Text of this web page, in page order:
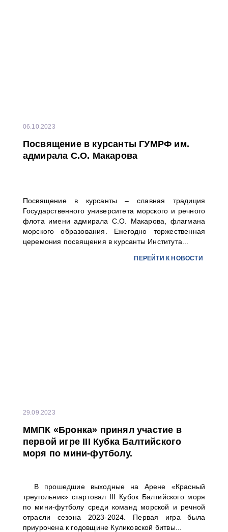
06.10.2023
Посвящение в курсанты ГУМРФ им.
адмирала С.О. Макарова
Посвящение в курсанты – славная традиция
Государственного университета морского и речного
флота имени адмирала С.О. Макарова, флагмана
морского образования. Ежегодно торжественная
церемония посвящения в курсанты Института...
ПЕРЕЙТИ К НОВОСТИ
29.09.2023
ММПК «Бронка» принял участие в
первой игре III Кубка Балтийского
моря по мини-футболу.
В прошедшие выходные на Арене «Красный
треугольник» стартовал III Кубок Балтийского моря
по мини-футболу среди команд морской и речной
отрасли сезона 2023-2024. Первая игра была
приурочена к годовщине Куликовской битвы...